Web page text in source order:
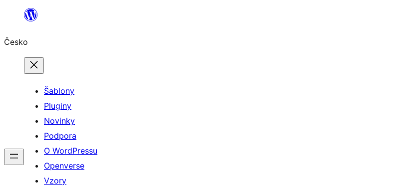
Přeskočit
obsah
Česko
Šablony
Pluginy
Novinky
Podpora
O WordPressu
Openverse
Vzory